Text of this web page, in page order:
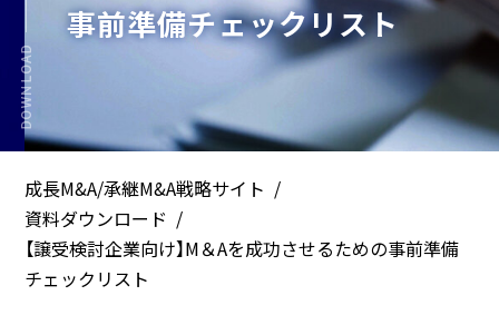
事前準備チェックリスト
成長M&A/承継M&A戦略サイト
資料ダウンロード
【譲受検討企業向け】M＆Aを成功させるための事前準備
チェックリスト